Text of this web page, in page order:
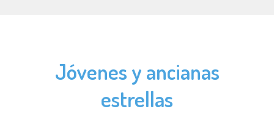
Jóvenes y ancianas
estrellas